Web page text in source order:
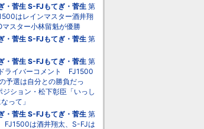
・菅生 S-FJもてぎ・菅生 第
はレインマスター酒井翔
スター小林留魁が優勝
・菅生 S-FJもてぎ・菅生 第
・菅生 S-FJもてぎ・菅生 第
ライバーコメント FJ1500
予選は自分との勝負だっ
ション・松下彰臣「いっし
って」
・菅生 S-FJもてぎ・菅生 第
は酒井翔太、S-FJは